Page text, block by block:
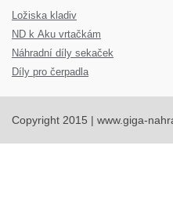
Ložiska kladiv
ND k Aku vrtačkám
Náhradní díly sekaček
Díly pro čerpadla
Copyright 2015 | www.giga-